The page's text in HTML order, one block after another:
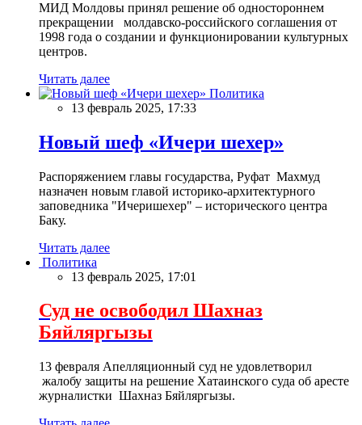
МИД Молдовы принял решение об одностороннем
прекращении молдавско-российского соглашения от
1998 года о создании и функционировании культурных
центров.
Читать далее
Политика
13 февраль 2025, 17:33
Новый шеф «Ичери шехер»
Распоряжением главы государства, Руфат Махмуд
назначен новым главой историко-архитектурного
заповедника "Ичеришехер" – исторического центра
Баку.
Читать далее
Политика
13 февраль 2025, 17:01
Суд не освободил Шахназ
Бяйляргызы
13 февраля Апелляционный суд не удовлетворил
жалобу защиты на решение Хатаинского суда об аресте
журналистки Шахназ Бяйляргызы.